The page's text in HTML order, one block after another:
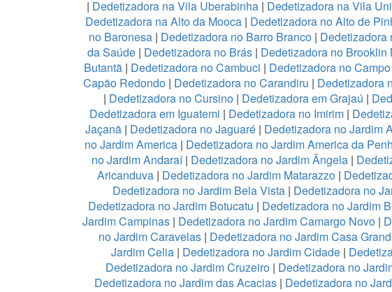
| Dedetizadora na Vila Uberabinha| Dedetizadora na Vila
Dedetizadora na Alto da Mooca| Dedetizadora no Alto de
no Baronesa| Dedetizadora no Barro Branco| Dedetizadora
da Saúde| Dedetizadora no Brás| Dedetizadora no Brooklin
Butantã | Dedetizadora no Cambuci | Dedetizadora no
Capão Redondo | Dedetizadora no Carandiru | Dedetizadora
| Dedetizadora no Cursino| Dedetizadora em Grajaú |
Dedetizadora em Iguatemi | Dedetizadora no Imirim |
Jaçanã | Dedetizadora no Jaguaré | Dedetizadora no Jardim
no Jardim America | Dedetizadora no Jardim America da
no Jardim Andaraí| Dedetizadora no Jardim Ângela |
Aricanduva| Dedetizadora no Jardim Matarazzo|
Dedetizadora no Jardim Bela Vista| Dedetizadora no
Dedetizadora no Jardim Botucatu | Dedetizadora no Jardim
Jardim Campinas | Dedetizadora no Jardim Camargo Novo |
no Jardim Caravelas| Dedetizadora no Jardim Casa
Jardim Celia| Dedetizadora no Jardim Cidade|
Dedetizadora no Jardim Cruzeiro| Dedetizadora no
Dedetizadora no Jardim das Acacias | Dedetizadora no